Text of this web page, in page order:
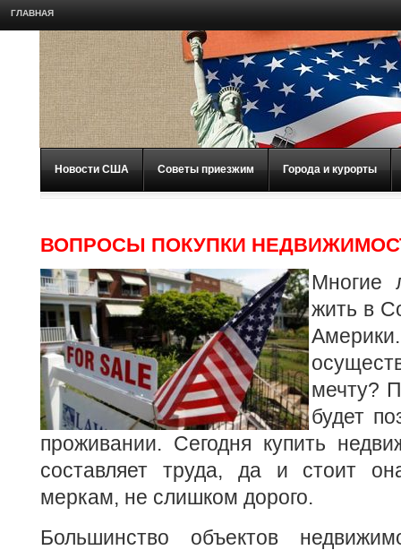
ГЛАВНАЯ
Новости США Советы приезжим Города и курорты
ВОПРОСЫ ПОКУПКИ
Многие
жить в
мечту?
будет
проживании. Сегодня купить
составляет труда, да и стоит
меркам, не слишком дорого.
Большинство объектов